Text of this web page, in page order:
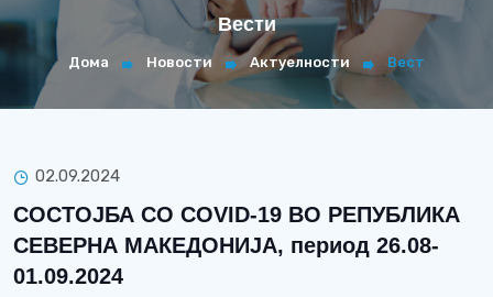
Вести
Дома Новости Актуелности Вест
02.09.2024
СОСТОЈБА СО COVID-19 ВО РЕПУБЛИКА
СЕВЕРНА МАКЕДОНИЈА, период 26.08-
01.09.2024